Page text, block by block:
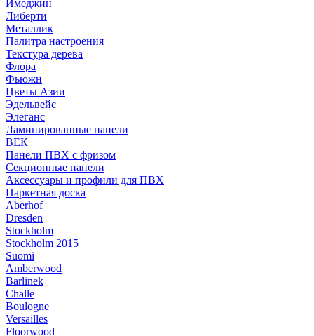
Имеджин
Либерти
Металлик
Палитра настроения
Текстура дерева
Флора
Фьюжн
Цветы Азии
Эдельвейс
Элеганс
Ламинированные панели
ВЕК
Панели ПВХ с фризом
Секционные панели
Аксессуары и профили для ПВХ
Паркетная доска
Aberhof
Dresden
Stockholm
Stockholm 2015
Suomi
Amberwood
Barlinek
Challe
Boulogne
Versailles
Floorwood